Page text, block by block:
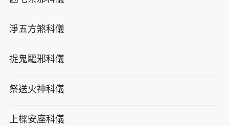
淨五方煞科儀
捉鬼驅邪科儀
祭送火神科儀
上樑安座科儀